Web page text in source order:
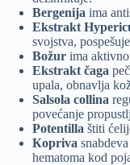
Bergenija ima
Ekstrakt
svojstva,
Božur ima
Ekstrakt čaga
upala, obnavlja
Salsola collina
povećanje
Potentilla štiti
Кopriva
hematoma kod